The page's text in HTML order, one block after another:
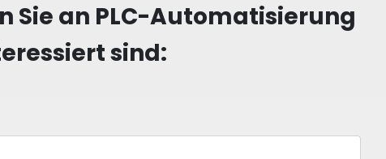
Sie an PLC-Automatisierung
sind: